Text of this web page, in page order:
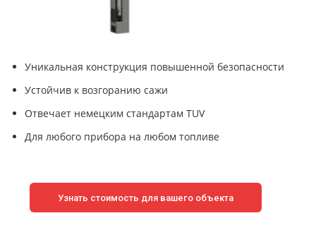
Уникальная конструкция повышенной безопасности
Устойчив к возгоранию сажи
Отвечает немецким стандартам TUV
Для любого прибора на любом топливе
Узнать стоимость для вашего объекта